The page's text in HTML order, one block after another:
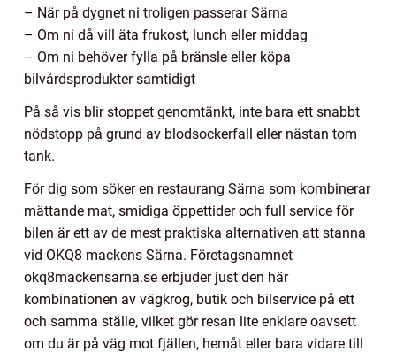
– När på dygnet ni troligen passerar Särna
– Om ni då vill äta frukost, lunch eller middag
– Om ni behöver fylla på bränsle eller köpa
bilvårdsprodukter samtidigt
På så vis blir stoppet genomtänkt, inte bara ett snabbt
nödstopp på grund av blodsockerfall eller nästan tom
tank.
För dig som söker en restaurang Särna som kombinerar
mättande mat, smidiga öppettider och full service för
bilen är ett av de mest praktiska alternativen att stanna
vid OKQ8 mackens Särna. Företagsnamnet
okq8mackensarna.se erbjuder just den här
kombinationen av vägkrog, butik och bilservice på ett
och samma ställe, vilket gör resan lite enklare oavsett
om du är på väg mot fjällen, hemåt eller bara vidare till